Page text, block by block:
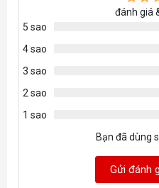
Interface
1 x
HDCP
Recommended
550W
đánh giá
5 sao
4 sao
3 sao
2 sao
1 sao
Bạn đã dùng
Gửi đánh